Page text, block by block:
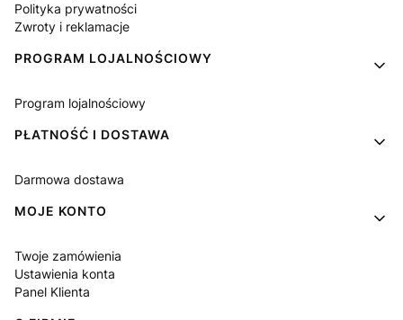
Polityka prywatności
Zwroty i reklamacje
PROGRAM LOJALNOŚCIOWY
Program lojalnościowy
PŁATNOŚĆ I DOSTAWA
Darmowa dostawa
MOJE KONTO
Twoje zamówienia
Ustawienia konta
Panel Klienta